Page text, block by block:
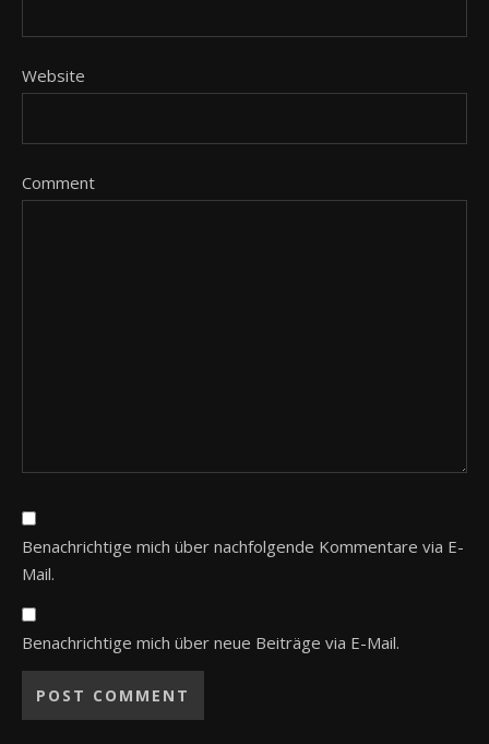
Website
Comment
Benachrichtige mich über nachfolgende Kommentare via E-
Mail.
Benachrichtige mich über neue Beiträge via E-Mail.